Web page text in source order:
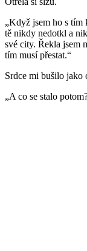
„Když jsem ho s tím
tě nikdy nedotkl a
své city. Řekla jsem
tím musí přestat.“
Srdce mi bušilo jako
„A co se stalo